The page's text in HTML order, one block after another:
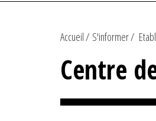
Accueil S'informer
Centre